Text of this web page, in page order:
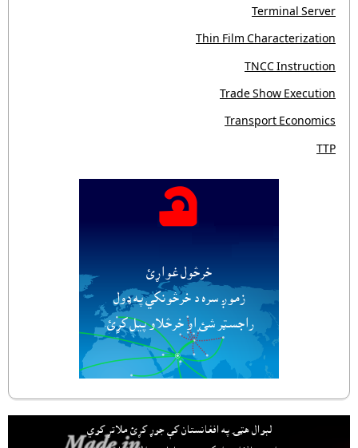
Terminal Server
Thin Film Characterization
TNCC Instruction
Trade Show Execution
Transport Economics
TTP
خرڅول غواړئ
زموږ سره د خرڅونکي په ډول
راجسټر شئ او خرڅلاو پيل کړئ.
لېوال هټۍ په افغانستان کې جوړ کړئ ملاتړ کوي